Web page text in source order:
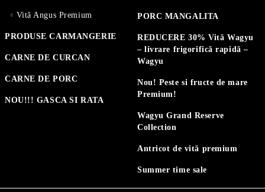
Vită Angus Premium
PRODUSE CARMANGERIE
CARNE DE CURCAN
CARNE DE PORC
NOU!!! GASCA SI RATA
PORC MANGALITA
REDUCERE 30% Vită Wagyu
– livrare frigorifică rapidă –
Wagyu
Nou! Peste si fructe de mare
Premium!
Wagyu Grand Reserve
Collection
Antricot de vită premium
Summer time sale